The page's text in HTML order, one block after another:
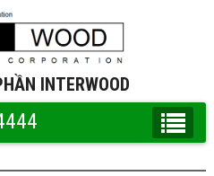
INTERWOOD